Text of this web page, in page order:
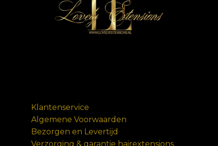
Klantenservice
Algemene Voorwaarden
Bezorgen en Levertijd
Verzorging & garantie hairextensions